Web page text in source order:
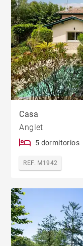
Casa
Anglet
5 dormitorios
REF. M1942